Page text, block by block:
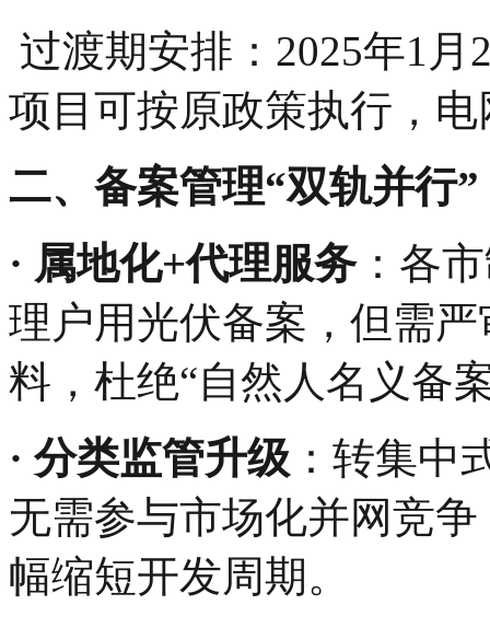
过渡期安排‌：2025年1
项目可按原政策执行，
二、备案管理“双轨并行
·‌ 属地化+代理服务‌：各
理户用光伏备案，但需
料，杜绝“自然人名义备
· ‌分类监管升级‌ ：转集中
无需参与市场化并网竞
幅缩短开发周期。